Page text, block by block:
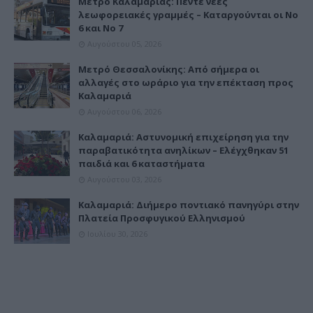
λεωφορειακές γραμμές – Καταργούνται οι Νο
6 και Νο 7
Μετρό Θεσσαλονίκης: Από σήμερα οι
αλλαγές στο ωράριο για την επέκταση προς
Καλαμαριά
Καλαμαριά: Αστυνομική επιχείρηση για την
παραβατικότητα ανηλίκων – Ελέγχθηκαν 51
παιδιά και 6 καταστήματα
Καλαμαριά: Διήμερο ποντιακό πανηγύρι στην
Πλατεία Προσφυγικού Ελληνισμού